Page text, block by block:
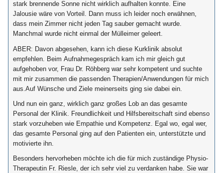
stark brennende Sonne nicht wirklich aufhalten konnte. Eine
Jalousie wäre von Vorteil. Dann muss ich leider noch erwähnen,
dass mein Zimmer nicht jeden Tag sauber gemacht wurde.
Manchmal wurde nicht einmal der Mülleimer geleert.
ABER: Davon abgesehen, kann ich diese Kurklinik absolut
empfehlen. Beim Aufnahmegespräch kam ich mir gleich gut
aufgehoben vor, Frau Dr. Röhberg war sehr kompetent und suchte
mit mir zusammen die passenden Therapien/Anwendungen für mich
aus.Auf Wünsche und Ziele meinerseits ging sie dabei ein.
Und nun ein ganz, wirklich ganz großes Lob an das gesamte
Personal der Klinik. Freundlichkeit und Hilfsbereitschaft sind ebenso
stark vorzuheben wie Empathie und Kompetenz. Egal wo, egal wer,
das gesamte Personal ging auf den Patienten ein, unterstützte und
motivierte ihn.
Besonders hervorheben möchte ich die für mich zuständige Physio-
Therapeutin Fr. Riesle, der ich sehr viel zu verdanken habe. Sie war